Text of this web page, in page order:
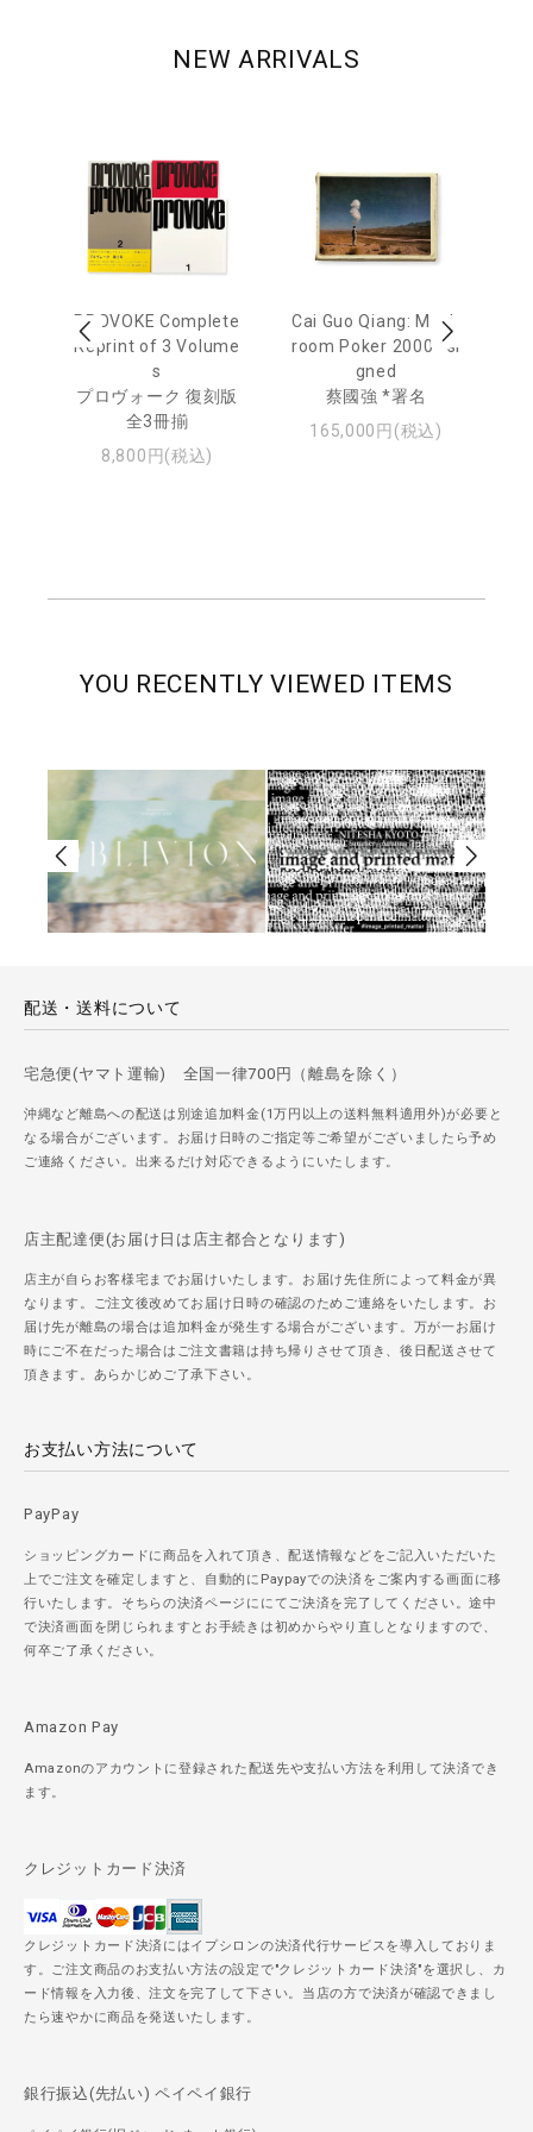
NEW ARRIVALS
PROVOKE Complete
Reprint of 3 Volume
s
プロヴォーク 復刻版
全3冊揃
8,800円(税込)
Cai Guo Qiang: Mush
room Poker 2000 *si
gned
蔡國強 *署名
165,000円(税込)
YOU RECENTLY VIEWED ITEMS
配送・送料について
宅急便(ヤマト運輸) 全国一律700円（離島を除く）
沖縄など離島への配送は別途追加料金(1万円以上の送料無料適用外)が必要と
なる場合がございます。お届け日時のご指定等ご希望がございましたら予め
ご連絡ください。出来るだけ対応できるようにいたします。
店主配達便(お届け日は店主都合となります)
店主が自らお客様宅までお届けいたします。お届け先住所によって料金が異
なります。ご注文後改めてお届け日時の確認のためご連絡をいたします。お
届け先が離島の場合は追加料金が発生する場合がございます。万が一お届け
時にご不在だった場合はご注文書籍は持ち帰りさせて頂き、後日配送させて
頂きます。あらかじめご了承下さい。
お支払い方法について
PayPay
ショッピングカードに商品を入れて頂き、配送情報などをご記入いただいた
上でご注文を確定しますと、自動的にPaypayでの決済をご案内する画面に移
行いたします。そちらの決済ページににてご決済を完了してください。途中
で決済画面を閉じられますとお手続きは初めからやり直しとなりますので、
何卒ご了承ください。
Amazon Pay
Amazonのアカウントに登録された配送先や支払い方法を利用して決済でき
ます。
クレジットカード決済
クレジットカード決済にはイプシロンの決済代行サービスを導入しておりま
す。ご注文商品のお支払い方法の設定で"クレジットカード決済"を選択し、カ
ード情報を入力後、注文を完了して下さい。当店の方で決済が確認できまし
たら速やかに商品を発送いたします。
銀行振込(先払い) ペイペイ銀行